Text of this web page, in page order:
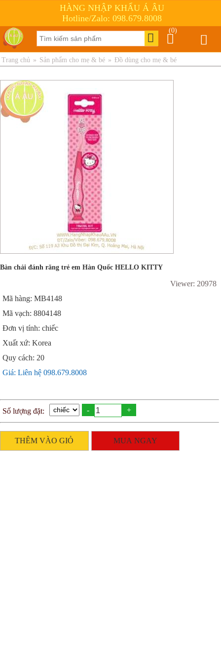
HÀNG NHẬP KHẨU Á ÂU
Hotline/Zalo: 098.679.8008
(0)
Trang chủ » Sản phẩm cho mẹ & bé » Đồ dùng cho mẹ & bé
Bàn chải đánh răng trẻ em Hàn Quốc HELLO KITTY
Viewer: 20978
Mã hàng: MB4148
Mã vạch: 8804148
Đơn vị tính: chiếc
Xuất xứ: Korea
Quy cách: 20
Giá: Liên hệ 098.679.8008
- +
THÊM VÀO GIỎ MUA NGAY